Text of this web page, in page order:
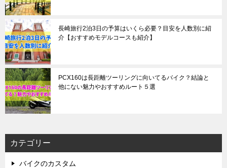
長崎旅行2泊3日の予算はいくら必要？目安を人数別に紹
介【おすすめモデルコースも紹介】
PCX160は長距離ツーリングに向いてるバイク？結論と
他にない魅力やおすすめルート５選
カテゴリー
バイクのカスタム